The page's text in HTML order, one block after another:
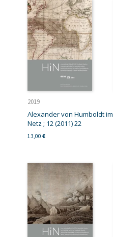
2019
Alexander von Humboldt im
Netz ; 12 (2011) 22
13,00 €